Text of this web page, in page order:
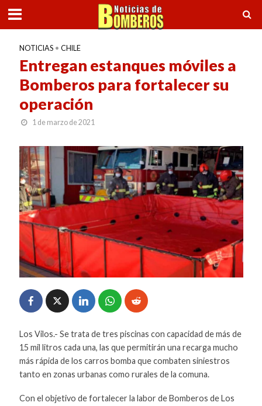
NOTICIAS • CHILE
Entregan estanques móviles a
Bomberos para fortalecer su
operación
1 de marzo de 2021
Los Vilos.- Se trata de tres piscinas con capacidad de más de
15 mil litros cada una, las que permitirán una recarga mucho
más rápida de los carros bomba que combaten siniestros
tanto en zonas urbanas como rurales de la comuna.
Con el objetivo de fortalecer la labor de Bomberos de Los